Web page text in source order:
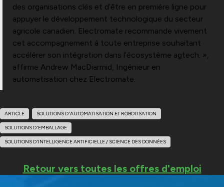
des organisations clés et d’être en première ligne pour
appuyer le développement technologique du secteur
agricole canadien. Electromate recommande vivement
cet accompagnement à toute entreprise souhaitant
accélérer son intégration dans l’écosystème agtech. »,
affirme Andrew MacDiarmid, Ingénieur en
automatisation chez Electromate.
ARTICLE SOLUTIONS D'AUTOMATISATION ET ROBOTISATION
SOLUTIONS D'EMBALLAGE
SOLUTIONS D'INTELLIGENCE ARTIFICIELLE / SCIENCE DES DONNÉES
Retour vers toutes les offres d'emploi